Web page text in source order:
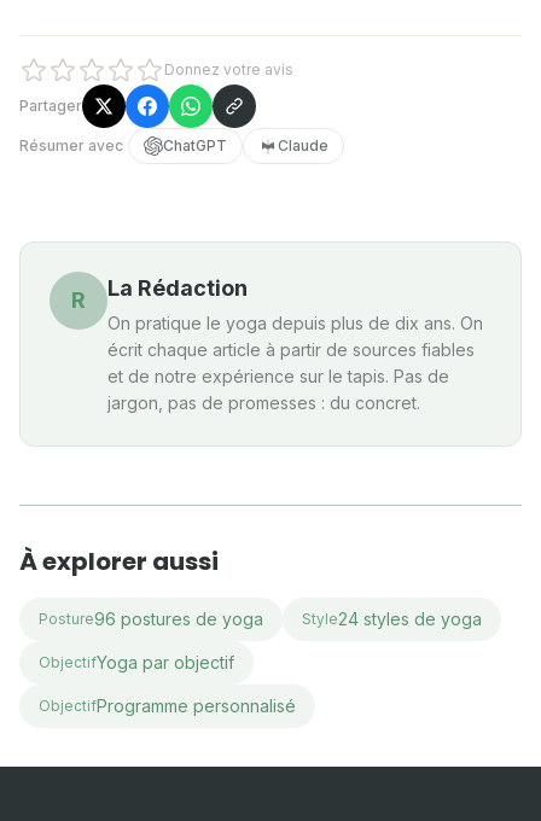
Donnez votre avis
Partager
Résumer avec ChatGPT Claude
R La Rédaction
On pratique le yoga depuis plus de dix ans. On
écrit chaque article à partir de sources fiables
et de notre expérience sur le tapis. Pas de
jargon, pas de promesses : du concret.
À explorer aussi
Posture96 postures de yoga Style24 styles de yoga
ObjectifYoga par objectif
ObjectifProgramme personnalisé